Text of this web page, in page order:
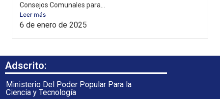
Consejos Comunales para...
Leer más
6 de enero de 2025
Adscrito:
Ministerio Del Poder Popular Para la
Ciencia y Tecnología